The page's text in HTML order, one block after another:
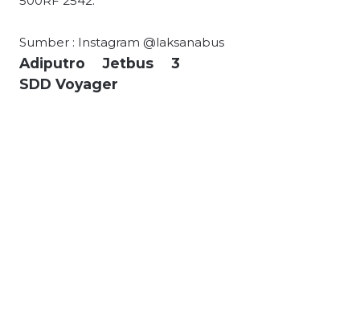
Sumber : Instagram @laksanabus
Adiputro Jetbus 3
SDD Voyager